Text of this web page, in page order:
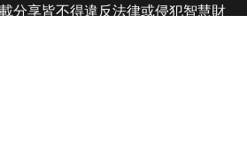
分享皆不得違反法律或侵犯智慧財